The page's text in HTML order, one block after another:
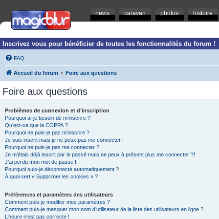
news caravan photos histoire
Inscrivez vous pour bénéficier de toutes les fonctionnalités du forum !
FAQ
Accueil du forum Foire aux questions
Foire aux questions
Problèmes de connexion et d’inscription
Pourquoi ai-je besoin de m’inscrire ?
Qu’est-ce que la COPPA ?
Pourquoi ne puis-je pas m’inscrire ?
Je suis inscrit mais je ne peux pas me connecter !
Pourquoi ne puis-je pas me connecter ?
Je m’étais déjà inscrit par le passé mais ne peux à présent plus me connecter ?!
J’ai perdu mon mot de passe !
Pourquoi suis-je déconnecté automatiquement ?
À quoi sert « Supprimer les cookies » ?
Préférences et paramètres des utilisateurs
Comment puis-je modifier mes paramètres ?
Comment puis-je masquer mon nom d’utilisateur de la liste des utilisateurs en ligne ?
L’heure n’est pas correcte !